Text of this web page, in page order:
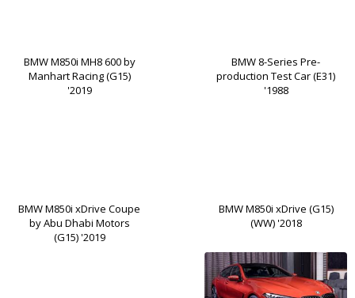
BMW M850i MH8 600 by
Manhart Racing (G15)
'2019
BMW 8-Series Pre-
production Test Car (E31)
'1988
BMW M850i xDrive Coupe
by Abu Dhabi Motors
(G15) '2019
BMW M850i xDrive (G15)
(WW) '2018